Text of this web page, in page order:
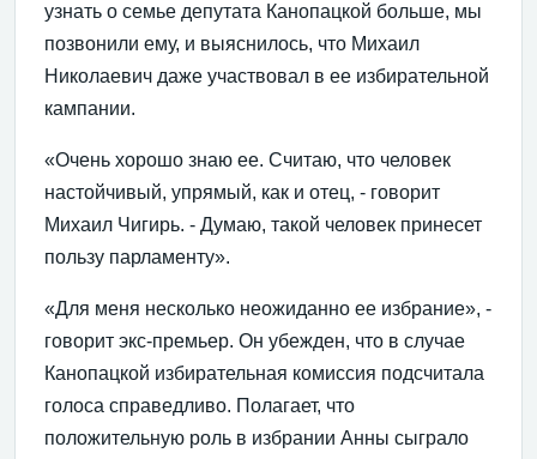
узнать о семье депутата Канопацкой больше, мы
позвонили ему, и выяснилось, что Михаил
Николаевич даже участвовал в ее избирательной
кампании.
«Очень хорошо знаю ее. Считаю, что человек
настойчивый, упрямый, как и отец, - говорит
Михаил Чигирь. - Думаю, такой человек принесет
пользу парламенту».
«Для меня несколько неожиданно ее избрание», -
говорит экс-премьер. Он убежден, что в случае
Канопацкой избирательная комиссия подсчитала
голоса справедливо. Полагает, что
положительную роль в избрании Анны сыграло